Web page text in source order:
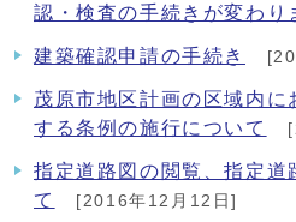
認・検査の手続きが変わり
建築確認申請の手続き
茂原市地区計画の区域内に
する条例の施行について
指定道路図の閲覧、指定道
て
[2016年12月12日]